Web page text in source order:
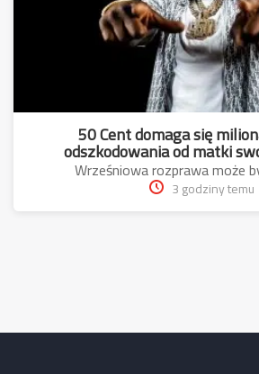
50 Cent domaga się
odszkodowania od matki
Wrześniowa rozprawa może
3 godziny temu